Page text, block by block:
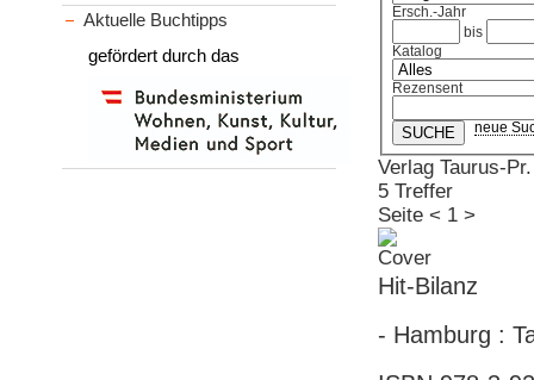
Ersch.-Jahr
bis
Katalog
Rezensent
neue
Verlag Taurus-Pr.
5 Treffer
Seite < 1 >
Hit-Bilanz
- Hamburg :
Aktuelle Buchtipps
gefördert durch das